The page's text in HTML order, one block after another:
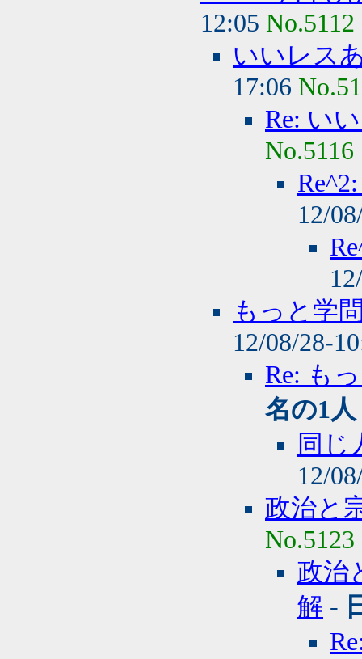
12:05 No.5112
いいレス
17:06
Re: い
No.5116
12/
もっと学
12/08/28-
Re: も
名の1人
同じ
12/
政治と
No.5123
政治
解 -